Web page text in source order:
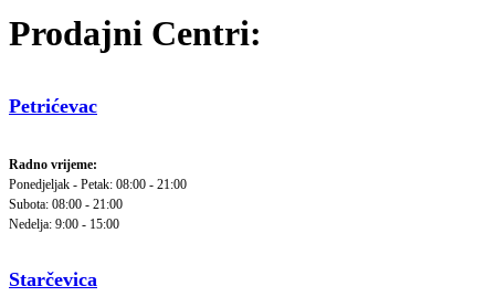
Prodajni Centri:
Petrićevac
Radno vrijeme:
Ponedjeljak - Petak: 08:00 - 21:00
Subota: 08:00 - 21:00
Nedelja: 9:00 - 15:00
Starčevica